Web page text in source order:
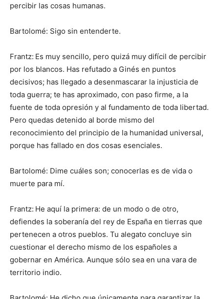
percibir las cosas humanas.
Bartolomé: Sigo sin entenderte.
Frantz: Es muy sencillo, pero quizá muy difícil de percibir
por los blancos. Has refutado a Ginés en puntos
decisivos; has llegado a desenmascarar la injusticia de
toda guerra; te has aproximado, con paso firme, a la
fuente de toda opresión y al fundamento de toda libertad.
Pero quedas detenido al borde mismo del
reconocimiento del principio de la humanidad universal,
porque has fallado en dos cosas esenciales.
Bartolomé: Dime cuáles son; conocerlas es de vida o
muerte para mí.
Frantz: He aquí la primera: de un modo o de otro,
defiendes la soberanía del rey de España en tierras que
pertenecen a otros pueblos. Tu alegato concluye sin
cuestionar el derecho mismo de los españoles a
gobernar en América. Aunque sólo sea en una vara de
territorio indio.